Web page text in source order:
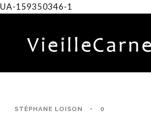
UA-159350346-1
STÉPHANE LOISON • 0